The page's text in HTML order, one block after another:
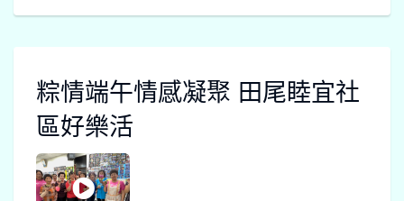
粽情端午情感凝聚 田尾睦宜社
區好樂活